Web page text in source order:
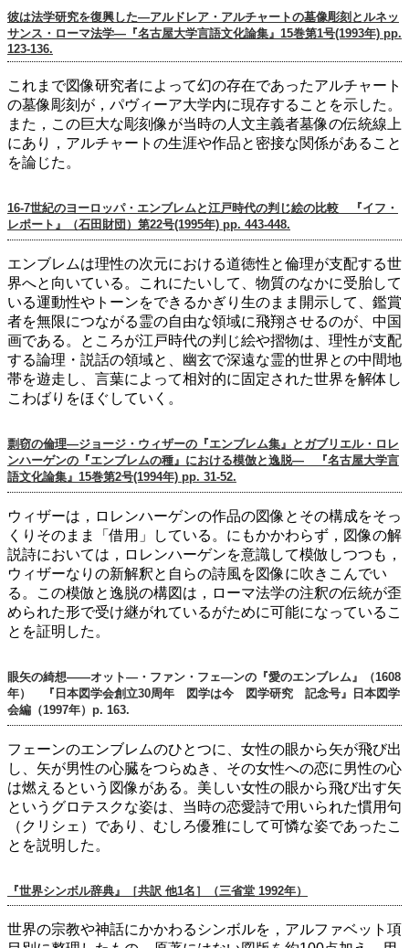
彼は法学研究を復興した―アルドレア・アルチャートの墓像彫刻とルネッ
サンス・ローマ法学―『名古屋大学言語文化論集』15巻第1号(1993年) pp.
123-136.
これまで図像研究者によって幻の存在であったアルチャート
の墓像彫刻が，パヴィーア大学内に現存することを示した。
また，この巨大な彫刻像が当時の人文主義者墓像の伝統線上
にあり，アルチャートの生涯や作品と密接な関係があること
を論じた。
16-7世紀のヨーロッパ・エンブレムと江戸時代の判じ絵の比較 『イフ・
レポート』（石田財団）第22号(1995年) pp. 443-448.
エンブレムは理性の次元における道徳性と倫理が支配する世
界へと向いている。これにたいして、物質のなかに受胎して
いる運動性やトーンをできるかぎり生のまま開示して、鑑賞
者を無限につながる霊の自由な領域に飛翔させるのが、中国
画である。ところが江戸時代の判じ絵や摺物は、理性が支配
する論理・説話の領域と、幽玄で深遠な霊的世界との中間地
帯を遊走し、言葉によって相対的に固定された世界を解体し
こわばりをほぐしていく。
剽窃の倫理―ジョージ・ウィザーの『エンブレム集』とガブリエル・ロレ
ンハーゲンの『エンブレムの種』における模倣と逸脱― 『名古屋大学言
語文化論集』15巻第2号(1994年) pp. 31-52.
ウィザーは，ロレンハーゲンの作品の図像とその構成をそっ
くりそのまま「借用」している。にもかかわらず，図像の解
説詩においては，ロレンハーゲンを意識して模倣しつつも，
ウィザーなりの新解釈と自らの詩風を図像に吹きこんでい
る。この模倣と逸脱の構図は，ローマ法学の注釈の伝統が歪
められた形で受け継がれているがために可能になっているこ
とを証明した。
眼矢の綺想――オット―・ファン・フェ―ンの『愛のエンブレム』（1608
年） 『日本図学会創立30周年 図学は今 図学研究 記念号』日本図学
会編（1997年）p. 163.
フェーンのエンブレムのひとつに、女性の眼から矢が飛び出
し、矢が男性の心臓をつらぬき、その女性への恋に男性の心
は燃えるという図像がある。美しい女性の眼から飛び出す矢
というグロテスクな姿は、当時の恋愛詩で用いられた慣用句
（クリシェ）であり、むしろ優雅にして可憐な姿であったこ
とを説明した。
『世界シンボル辞典』［共訳 他1名］（三省堂 1992年）
世界の宗教や神話にかかわるシンボルを，アルファベット項